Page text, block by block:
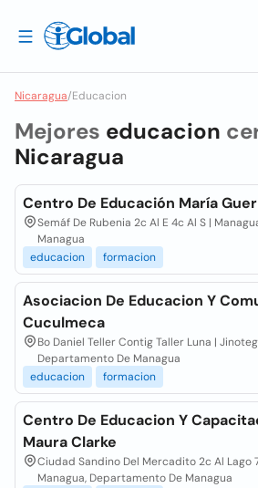
Nicaragua/Educacion
Mejores educacion
Nicaragua
Centro De Educación María
Semáf De Rubenia 2c Al E 4c Al S |
Managua
educacion
formacion
Asociacion De Educacion Y
Cuculmeca
Bo Daniel Teller Contig Taller Luna |
Departamento De Managua
educacion
formacion
Centro De Educacion Y
Maura Clarke
Ciudad Sandino Del Mercadito 2c Al Lago
Managua, Departamento De Managua